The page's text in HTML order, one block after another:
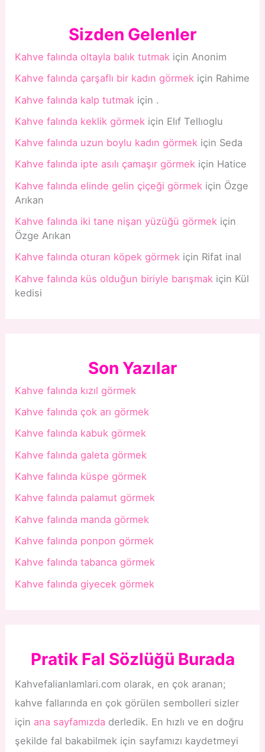
Sizden Gelenler
Kahve falında oltayla balık tutmak için Anonim
Kahve falında çarşaflı bir kadın görmek için Rahime
Kahve falında kalp tutmak için .
Kahve falında keklik görmek için Elıf Tellıoglu
Kahve falında uzun boylu kadın görmek için Seda
Kahve falında ipte asılı çamaşır görmek için Hatice
Kahve falında elinde gelin çiçeği görmek için Özge
Arıkan
Kahve falında iki tane nişan yüzüğü görmek için
Özge Arıkan
Kahve falında oturan köpek görmek için Rifat inal
Kahve falında küs olduğun biriyle barışmak için Kül
kedisi
Son Yazılar
Kahve falında kızıl görmek
Kahve falında çok arı görmek
Kahve falında kabuk görmek
Kahve falında galeta görmek
Kahve falında küspe görmek
Kahve falında palamut görmek
Kahve falında manda görmek
Kahve falında ponpon görmek
Kahve falında tabanca görmek
Kahve falında giyecek görmek
Pratik Fal Sözlüğü Burada
Kahvefalianlamlari.com olarak, en çok aranan;
kahve fallarında en çok görülen sembolleri sizler
için ana sayfamızda derledik. En hızlı ve en doğru
şekilde fal bakabilmek için sayfamızı kaydetmeyi